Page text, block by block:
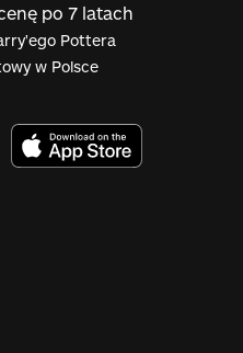
po 7 latach
Pottera
w Polsce